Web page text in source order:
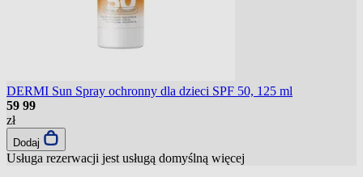
DERMI Sun Spray ochronny dla dzieci SPF 50, 125 ml
59 99
zł
Dodaj
Usługa rezerwacji jest usługą domyślną więcej